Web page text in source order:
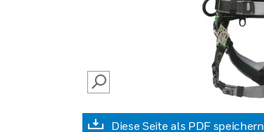
SEARCH
Diese Seite als PDF speichern